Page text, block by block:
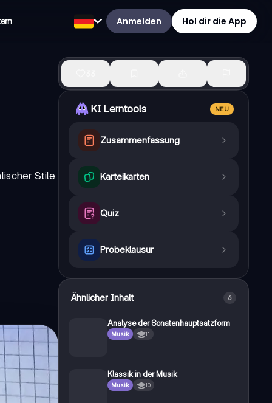
Anmelden Hol dir die App
Stile
KI Lerntools NEU
Zusammenfassung
Karteikarten
Quiz
Probeklausur
Ähnlicher Inhalt 6
Analyse der Sonatenhauptsatzform
Musik 11
Klassik in der Musik
Musik 10